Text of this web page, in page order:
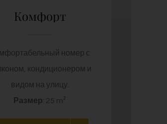
Комфорт
номер с
кондиционером и
видом на улицу.
Размер: 25 m²